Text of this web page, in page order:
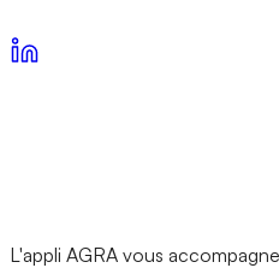
L'appli AGRA vous